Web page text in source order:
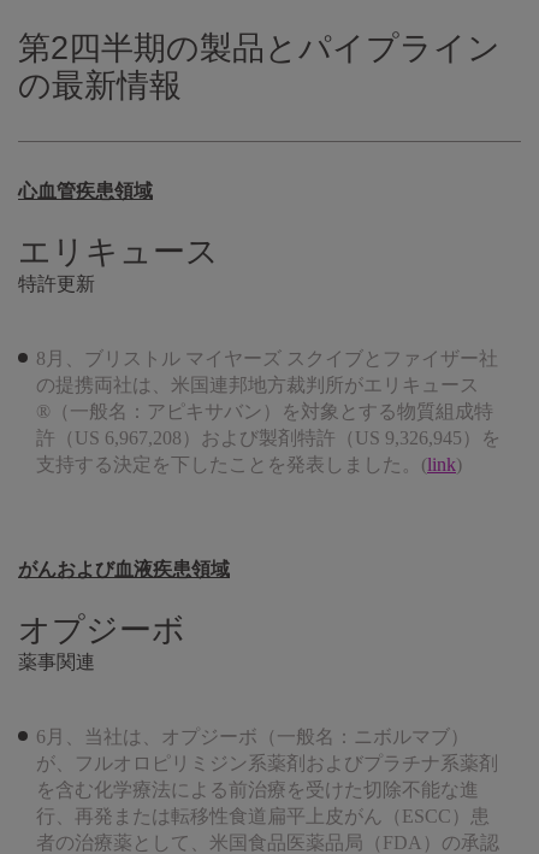
第2四半期の製品とパイプライン
の最新情報
心血管疾患領域
エリキュース
特許更新
8月、ブリストル マイヤーズ スクイブとファイザー社
の提携両社は、米国連邦地方裁判所がエリキュース
®（一般名：アピキサバン）を対象とする物質組成特
許（US 6,967,208）および製剤特許（US 9,326,945）を
支持する決定を下したことを発表しました。(link)
がんおよび血液疾患領域
オプジーボ
薬事関連
6月、当社は、オプジーボ（一般名：ニボルマブ）
が、フルオロピリミジン系薬剤およびプラチナ系薬剤
を含む化学療法による前治療を受けた切除不能な進
行、再発または転移性食道扁平上皮がん（ESCC）患
者の治療薬として、米国食品医薬品局（FDA）の承認